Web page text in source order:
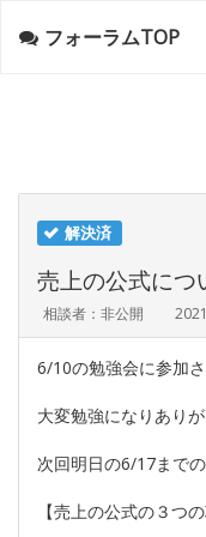
フォーラムTOP
解決済
売上の公式につ
相談者：非公開
6/10の勉強会に参加
大変勉強になりあり
次回明日の6/17まで
【売上の公式の３つ